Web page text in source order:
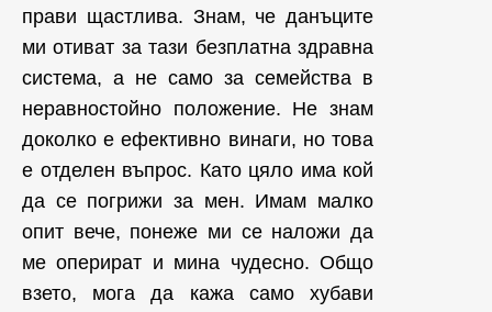
прави щастлива. Знам, че данъците
ми отиват за тази безплатна здравна
система, а не само за семейства в
неравностойно положение. Не знам
доколко е ефективно винаги, но това
е отделен въпрос. Като цяло има кой
да се погрижи за мен. Имам малко
опит вече, понеже ми се наложи да
ме оперират и мина чудесно. Общо
взето, мога да кажа само хубави